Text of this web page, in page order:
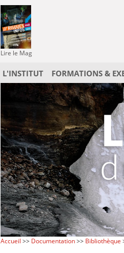
Lire le Mag
L'INSTITUT FORMATIONS &
Accueil >> Documentation>> Bibliothèque